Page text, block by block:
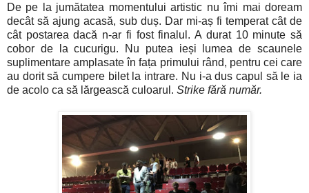
De pe la jumătatea momentului artistic nu îmi mai doream
decât să ajung acasă, sub duș. Dar mi-aș fi temperat cât de
cât postarea dacă n-ar fi fost finalul. A durat 10 minute să
cobor de la cucurigu. Nu putea ieși lumea de scaunele
suplimentare amplasate în fața primului rând, pentru cei care
au dorit să cumpere bilet la intrare. Nu i-a dus capul să le ia
de acolo ca să lărgească culoarul. Strike fără număr.